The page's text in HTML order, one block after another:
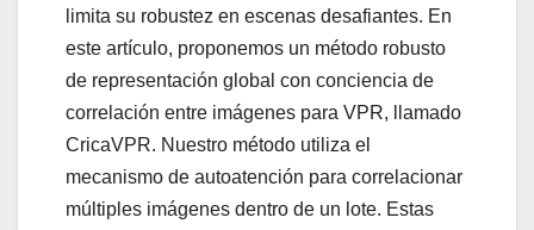
limita su robustez en escenas desafiantes. En
este artículo, proponemos un método robusto
de representación global con conciencia de
correlación entre imágenes para VPR, llamado
CricaVPR. Nuestro método utiliza el
mecanismo de autoatención para correlacionar
múltiples imágenes dentro de un lote. Estas